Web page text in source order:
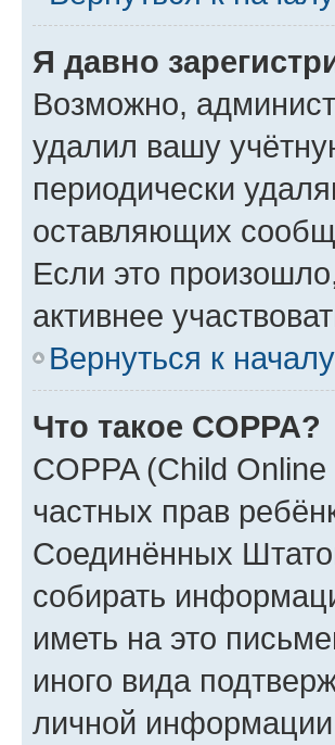
Я давно
Возможно,
удалил вашу
периодически
оставляющих
Если это
активнее
Вернуться к началу
Что такое COPPA?
COPPA (Child
частных прав
Соединённых
собирать
иметь на это
иного вида
личной